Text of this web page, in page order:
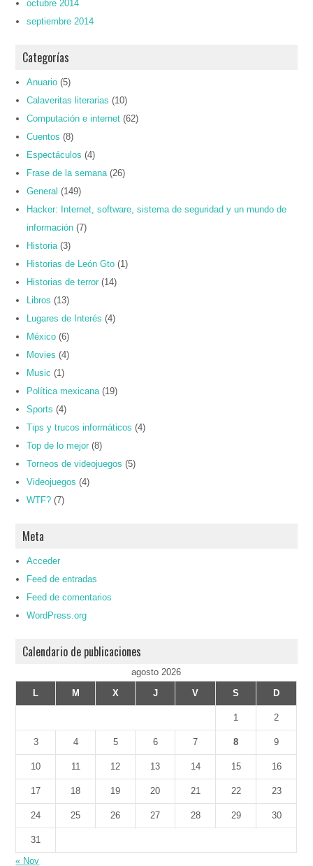
octubre 2014
septiembre 2014
Categorías
Anuario (5)
Calaveritas literarias (10)
Computación e internet (62)
Cuentos (8)
Espectáculos (4)
Frase de la semana (26)
General (149)
Hacker: Internet, software, sistema de seguridad y un mundo de
información (7)
Historia (3)
Historias de León Gto (1)
Historias de terror (14)
Libros (13)
Lugares de Interés (4)
México (6)
Movies (4)
Music (1)
Política mexicana (19)
Sports (4)
Tips y trucos informáticos (4)
Top de lo mejor (8)
Torneos de videojuegos (5)
Videojuegos (4)
WTF? (7)
Meta
Acceder
Feed de entradas
Feed de comentarios
WordPress.org
Calendario de publicaciones
agosto 2026
L
M X J V S D
1 2
3 4 5 6 7 8 9
10 11 12 13 14 15 16
17 18 19 20 21 22 23
24 25 26 27 28 29 30
31
« Nov